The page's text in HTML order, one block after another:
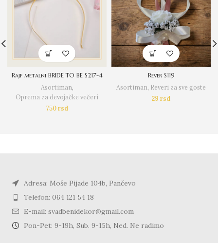
Rajf metalni BRIDE TO BE S217-4
Asortiman,
Oprema za devojačke večeri
750rsd
Rever S119
Asortiman, Reveri za sve goste
29 rsd
Adresa: Moše Pijade 104b, Pančevo
Telefon: 064 121 54 18
E-mail: svadbenidekor@gmail.com
Pon-Pet: 9-19h, Sub. 9-15h, Ned. Ne radimo